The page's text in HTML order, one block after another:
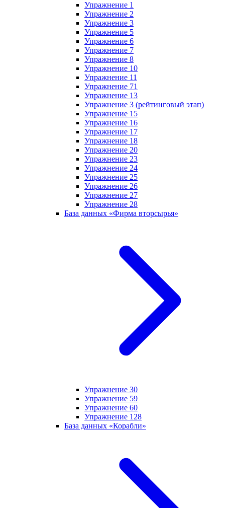
Упражнение 1
Упражнение 2
Упражнение 3
Упражнение 5
Упражнение 6
Упражнение 7
Упражнение 8
Упражнение 10
Упражнение 11
Упражнение 71
Упражнение 13
Упражнение 3 (рейтинговый этап)
Упражнение 15
Упражнение 16
Упражнение 17
Упражнение 18
Упражнение 20
Упражнение 23
Упражнение 24
Упражнение 25
Упражнение 26
Упражнение 27
Упражнение 28
База данных «Фирма вторсырья»
Упражнение 30
Упражнение 59
Упражнение 60
Упражнение 128
База данных «Корабли»